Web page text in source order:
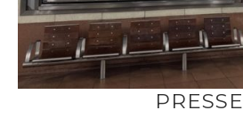
PRESSE